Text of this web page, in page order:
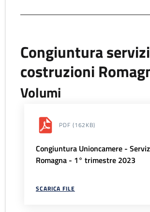
Congiuntura
costruzioni
Volumi
PDF (162KB)
Congiuntura Unioncamere -
Romagna - 1° trimestre 2023
SCARICA FILE